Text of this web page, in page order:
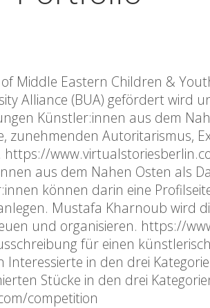
Middle Eastern Children &
Alliance (BUA) gefördert wird
Künstler:innen aus dem
zunehmenden Autoritarismus,
aus dem Nahen Osten als
können darin eine
Mustafa Kharnoub wird
und organisieren. https://
für einen
in den drei
Stücke in den drei
competition